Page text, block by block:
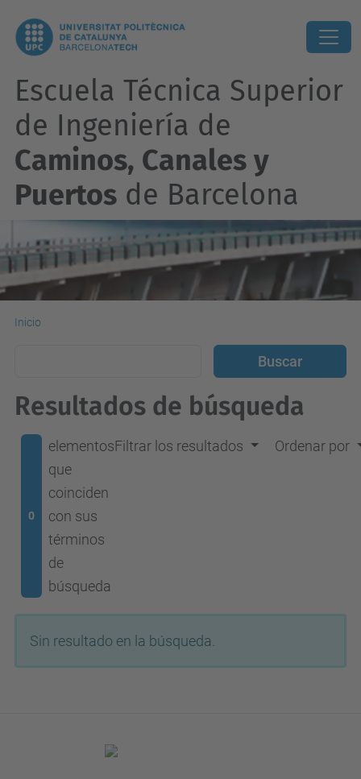
Escuela Técnica Superior
de Ingeniería de
Caminos, Canales y
Puertos de Barcelona
Inicio
Resultados de búsqueda
0
elementos
que
coinciden
con sus
términos
de
búsqueda
Filtrar los resultados Ordenar por
Sin resultado en la búsqueda.